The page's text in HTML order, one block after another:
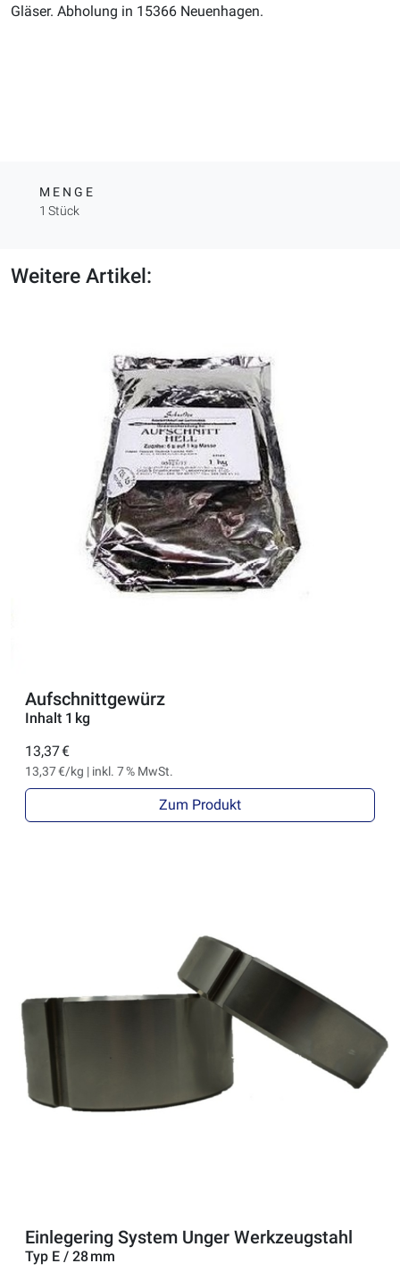
Gläser. Abholung in 15366 Neuenhagen.
MENGE
1 Stück
Weitere Artikel:
Aufschnittgewürz
Inhalt 1 kg
13,37 €
13,37 €/kg | inkl. 7 % MwSt.
Zum Produkt
Einlegering System Unger Werkzeugstahl
Typ E / 28 mm